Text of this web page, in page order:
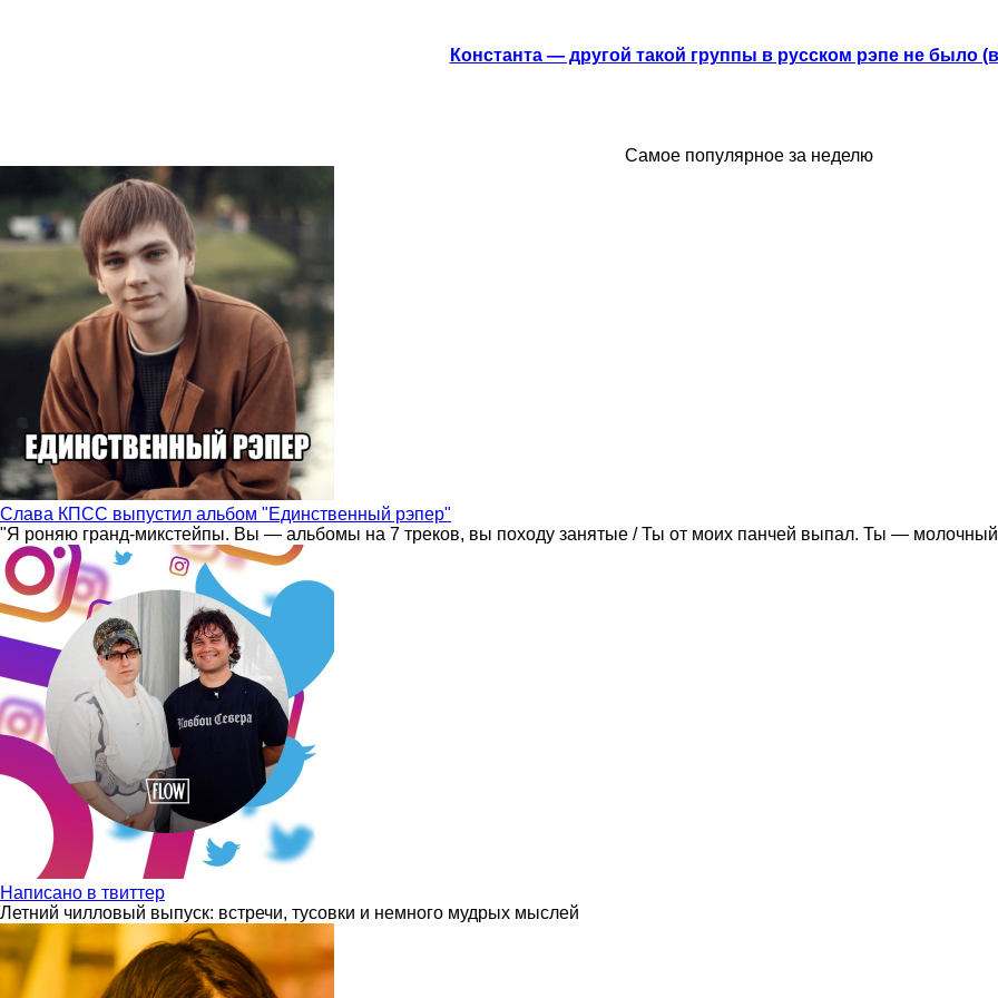
Константа — другой такой группы в русском рэпе не было
Самое популярное за неделю
Слава КПСС выпустил альбом "Единственный рэпер"
"Я роняю гранд-микстейпы. Вы — альбомы на 7 треков, вы походу занятые / Ты от моих панчей выпал. Ты —
Написано в твиттер
Летний чилловый выпуск: встречи, тусовки и немного мудрых мыслей